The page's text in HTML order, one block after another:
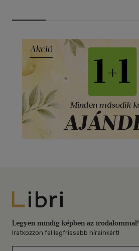
Libri
Legyen mindig képben az irodalommal!
Iratkozzon fel legfrissebb híreinkért!